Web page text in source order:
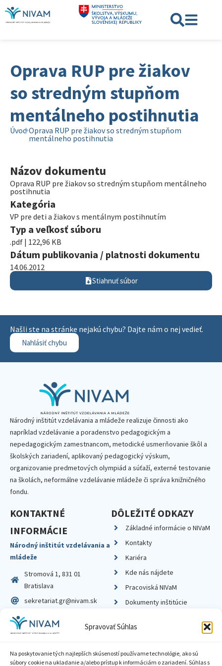
Spravovať Súhlas
Na poskytovanie tých najlepších skúseností používame technológie, ako sú
súbory cookie na ukladanie a/alebo prístup k informáciám o zariadení. Súhlas s
Oprava RUP pre žiakov
so stredným stupňom
mentálneho postihnutia
Úvod Oprava RUP pre žiakov so stredným stupňom
mentálneho postihnutia
Názov dokumentu
Oprava RUP pre žiakov so stredným stupňom mentálneho
postihnutia
Kategória
VP pre deti a žiakov s mentálnym postihnutím
Typ a veľkosť súboru
.pdf | 122,96 KB
Dátum publikovania / platnosti dokumentu
14.06.2012
Stiahnuť súbor
Našli ste na stránke nejakú chybu? Dajte nám o nej vedieť.
Nahlásiť chybu
Národný inštitút vzdelávania a mládeže realizuje činnosti ako
napríklad vzdelávanie a poradenstvo pedagogickým a
nepedagogickým zamestnancom, metodické usmerňovanie škôl a
školských zariadení, aplikovaný pedagogický výskum,
organizovanie predmetových olympiád a súťaží, externé testovanie
na školách, neformálne vzdelávanie mládeže či správa knižničného
fondu.
KONTAKTNÉ
INFORMÁCIE
Národný inštitút vzdelávania a
mládeže
Stromová 1, 831 01
Bratislava
sekretariat.gr@nivam.sk
IČO: 00164348
DIČ: 2020798714
DÔLEŽITÉ ODKAZY
Základné informácie o NIVaM
Kontakty
Kariéra
Kde nás nájdete
Pracoviská NIVaM
Dokumenty inštitúcie